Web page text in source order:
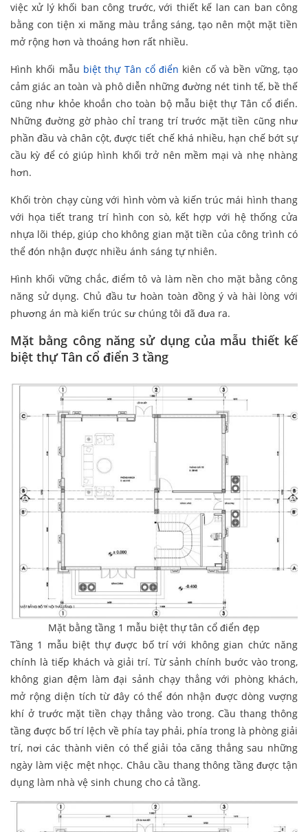
việc xử lý khối ban công trước, với thiết kế lan can ban công
bằng con tiện xi măng màu trắng sáng, tạo nên một mặt tiền
mở rộng hơn và thoáng hơn rất nhiều.
Hình khối mẫu biệt thự Tân cổ điển kiên cố và bền vững, tạo
cảm giác an toàn và phô diễn những đường nét tinh tế, bề thế
cũng như khỏe khoắn cho toàn bộ mẫu biệt thự Tân cổ điển.
Những đường gờ phào chỉ trang trí trước mặt tiền cũng như
phần đầu và chân cột, được tiết chế khá nhiều, hạn chế bớt sự
cầu kỳ để có giúp hình khối trở nên mềm mại và nhẹ nhàng
hơn.
Khối tròn chạy cùng với hình vòm và kiến trúc mái hình thang
với họa tiết trang trí hình con sò, kết hợp với hệ thống cửa
nhựa lõi thép, giúp cho không gian mặt tiền của công trình có
thể đón nhận được nhiều ánh sáng tự nhiên.
Hình khối vững chắc, điểm tô và làm nền cho mặt bằng công
năng sử dụng. Chủ đầu tư hoàn toàn đồng ý và hài lòng với
phương án mà kiến trúc sư chúng tôi đã đưa ra.
Mặt bằng công năng sử dụng của mẫu thiết kế
biệt thự Tân cổ điển 3 tầng
Mặt bằng tầng 1 mẫu biệt thự tân cổ điển đẹp
Tầng 1 mẫu biệt thự được bố trí với không gian chức năng
chính là tiếp khách và giải trí. Từ sảnh chính bước vào trong,
không gian đệm làm đại sảnh chạy thẳng với phòng khách,
mở rộng diện tích từ đây có thể đón nhận được dòng vượng
khí ở trước mặt tiền chạy thẳng vào trong. Cầu thang thông
tầng được bố trí lệch về phía tay phải, phía trong là phòng giải
trí, nơi các thành viên có thể giải tỏa căng thẳng sau những
ngày làm việc mệt nhọc. Châu cầu thang thông tầng được tận
dụng làm nhà vệ sinh chung cho cả tầng.